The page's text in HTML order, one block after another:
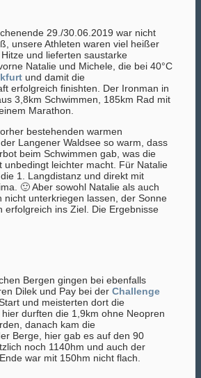
29./30.06.2019 war nicht
unsere Athleten waren viel heißer
und lieferten saustarke
Natalie und Michele, die bei 40°C
und damit die
erfolgreich finishten. Der Ironman in
3,8km Schwimmen, 185km Rad mit
Marathon.
bestehenden warmen
Langener Waldsee so warm, dass
beim Schwimmen gab, was die
unbedingt leichter macht. Für Natalie
1. Langdistanz und direkt mit
🙂 Aber sowohl Natalie als auch
nicht unterkriegen lassen, der Sonne
erfolgreich ins Ziel. Die Ergebnisse
Bergen gingen bei ebenfalls
Dilek und Pay bei derChallenge
und meisterten dort die
durften die 1,9km ohne Neopren
danach kam die
Berge, hier gab es auf den 90
noch 1140hm und auch der
war mit 150hm nicht flach.